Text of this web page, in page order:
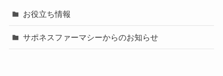
お役立ち情報
サポネスファーマシーからのお知らせ